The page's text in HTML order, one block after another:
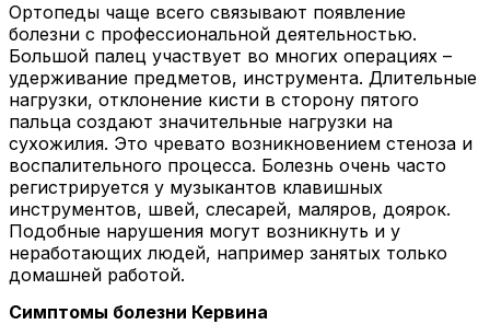
Ортопеды чаще всего связывают появление
болезни с профессиональной деятельностью.
Большой палец участвует во многих операциях –
удерживание предметов, инструмента. Длительные
нагрузки, отклонение кисти в сторону пятого
пальца создают значительные нагрузки на
сухожилия. Это чревато возникновением стеноза и
воспалительного процесса. Болезнь очень часто
регистрируется у музыкантов клавишных
инструментов, швей, слесарей, маляров, доярок.
Подобные нарушения могут возникнуть и у
неработающих людей, например занятых только
домашней работой.
Симптомы болезни Кервина